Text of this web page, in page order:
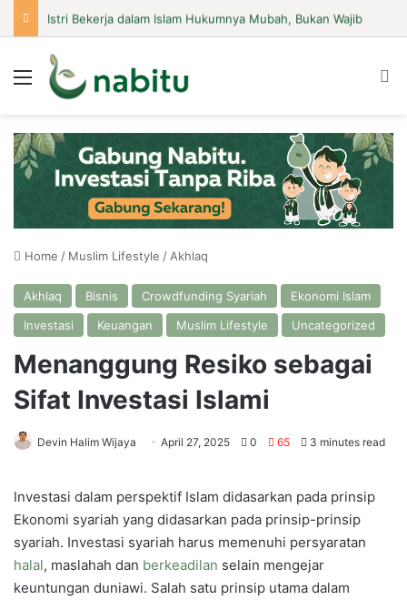
Istri Bekerja dalam Islam Hukumnya Mubah, Bukan Wajib
Menu
Home / Muslim Lifestyle / Akhlaq
Akhlaq Bisnis Crowdfunding Syariah
Ekonomi Islam
Investasi
Keuangan Muslim Lifestyle Uncategorized
Menanggung Resiko sebagai
Sifat Investasi Islami
Devin Halim Wijaya April 27, 2025 0 65 3 minutes read
Investasi dalam perspektif Islam didasarkan pada prinsip
Ekonomi syariah yang didasarkan pada prinsip-prinsip
syariah. Investasi syariah harus memenuhi persyaratan
halal, maslahah dan berkeadilan selain mengejar
keuntungan duniawi. Salah satu prinsip utama dalam